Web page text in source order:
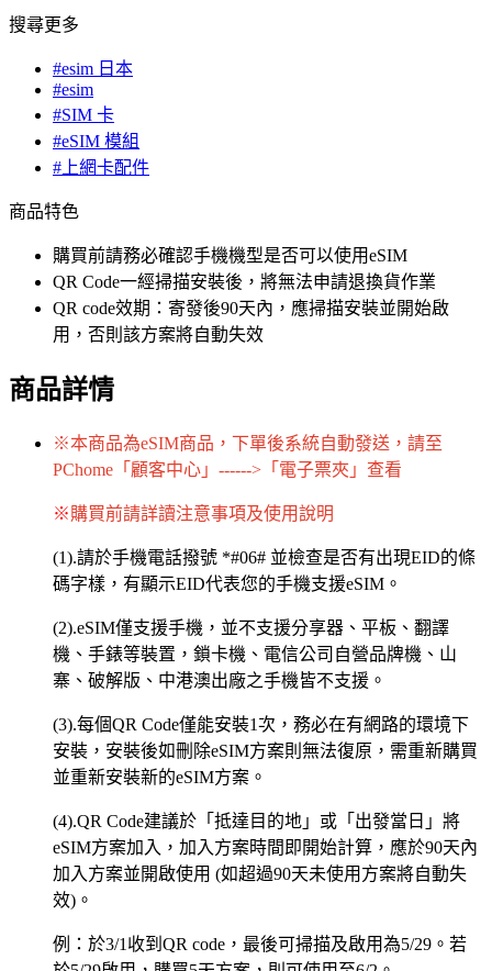
搜尋更多
#esim 日本
#esim
#SIM 卡
#eSIM 模組
#上網卡配件
商品特色
購買前請務必確認手機機型是否可以使用eSIM
QR Code一經掃描安裝後，將無法申請退換貨作業
QR code效期：寄發後90天內，應掃描安裝並開始啟
用，否則該方案將自動失效
商品詳情
※本商品為eSIM商品，下單後系統自動發送，請至
PChome「顧客中心」------>「電子票夾」查看
※購買前請詳讀注意事項及使用說明
(1).請於手機電話撥號 *#06# 並檢查是否有出現EID的條
碼字樣，有顯示EID代表您的手機支援eSIM。
(2).eSIM僅支援手機，並不支援分享器、平板、翻譯
機、手錶等裝置，鎖卡機、電信公司自營品牌機、山
寨、破解版、中港澳出廠之手機皆不支援。
(3).每個QR Code僅能安裝1次，務必在有網路的環境下
安裝，安裝後如刪除eSIM方案則無法復原，需重新購買
並重新安裝新的eSIM方案。
(4).QR Code建議於「抵達目的地」或「出發當日」將
eSIM方案加入，加入方案時間即開始計算，應於90天內
加入方案並開啟使用 (如超過90天未使用方案將自動失
效)。
例：於3/1收到QR code，最後可掃描及啟用為5/29。若